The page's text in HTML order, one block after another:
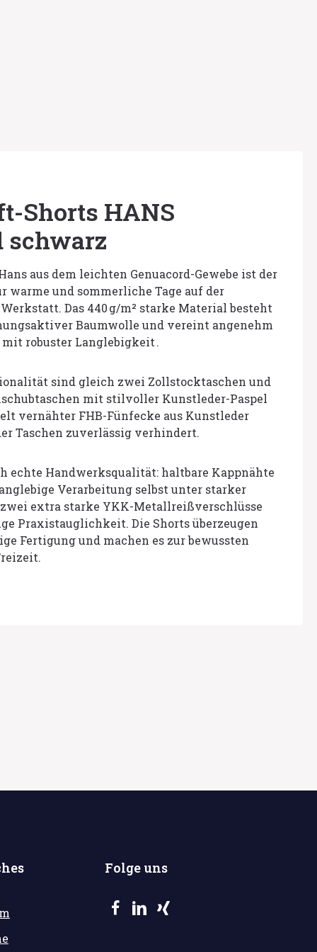
Shorts HANS
schwarz
aus dem leichten Genuacord-Gewebe ist der
warme und sommerliche Tage auf der
Das 440 g/m² starke Material besteht
Baumwolle und vereint angenehm
robuster Langlebigkeit .
sind gleich zwei Zollstocktaschen und
mit stilvoller Kunstleder-Paspel
vernähter FHB-Fünfecke aus Kunstleder
Taschen zuverlässig verhindert.
echte Handwerksqualität: haltbare Kappnähte
Verarbeitung selbst unter starker
extra starke YKK-Metallreißverschlüsse
Praxistauglichkeit. Die Shorts überzeugen
Fertigung und machen es zur bewussten
Folge uns